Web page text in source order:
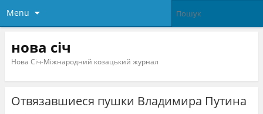
Menu
нова січ
Нова Січ-Міжнародний козацький журнал
Отвязавшиеся пушки Владимира Путина